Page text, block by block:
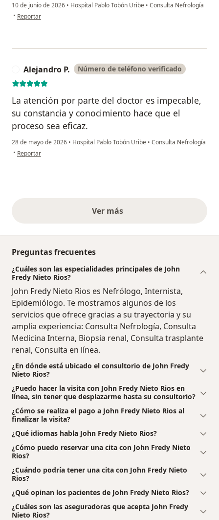
10 de junio de 2026 • Hospital Pablo Tobón Uribe • Consulta Nefrología
• en opinión del usuario Mario Angel
Reportar
Alejandro P. Número de teléfono verificado
La atención por parte del doctor es impecable,
su constancia y conocimiento hace que el
proceso sea eficaz.
28 de mayo de 2026 • Hospital Pablo Tobón Uribe • Consulta Nefrología
• en opinión del usuario Alejandro P.
Reportar
Ver másopiniones anteriores
Preguntas frecuentes
¿Cuáles son las especialidades principales de John
Fredy Nieto Rios?
John Fredy Nieto Rios es Nefrólogo, Internista,
Epidemiólogo. Te mostramos algunos de los
servicios que ofrece gracias a su trayectoria y su
amplia experiencia: Consulta Nefrología, Consulta
Medicina Interna, Biopsia renal, Consulta trasplante
renal, Consulta en línea.
¿En dónde está ubicado el consultorio de John Fredy
Nieto Rios?
¿Puedo hacer la visita con John Fredy Nieto Rios en
línea, sin tener que desplazarme hasta su consultorio?
¿Cómo se realiza el pago a John Fredy Nieto Rios al
finalizar la visita?
¿Qué idiomas habla John Fredy Nieto Rios?
¿Cómo puedo reservar una cita con John Fredy Nieto
Rios?
¿Cuándo podría tener una cita con John Fredy Nieto
Rios?
¿Qué opinan los pacientes de John Fredy Nieto Rios?
¿Cuáles son las aseguradoras que acepta John Fredy
Nieto Rios?